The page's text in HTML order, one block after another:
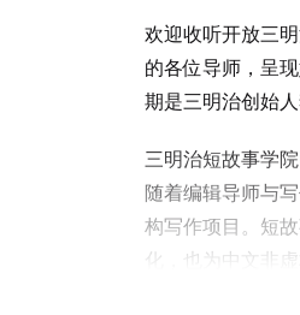
欢迎收听开放三
的各位导师，呈
期是三明治创始
三明治短故事学
随着编辑导师与
构写作项目。短
化，也为中文非